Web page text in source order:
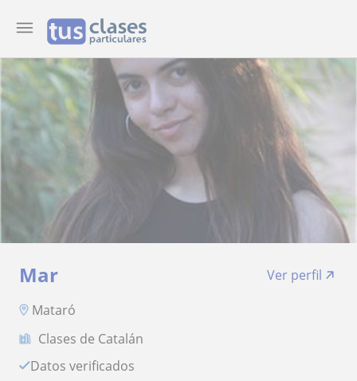
Mar
Ver perfil
Mataró
Clases de Catalán
Datos verificados